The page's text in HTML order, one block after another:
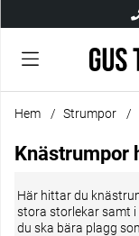
Hem Strumpor
Knästrumpor
Här hittar du
stora storlekar samt
du ska bära plagg